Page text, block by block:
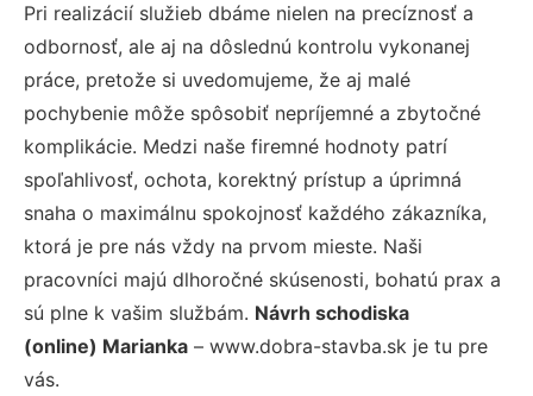
Pri realizácií služieb dbáme nielen na precíznosť a
odbornosť, ale aj na dôslednú kontrolu vykonanej
práce, pretože si uvedomujeme, že aj malé
pochybenie môže spôsobiť nepríjemné a zbytočné
komplikácie. Medzi naše firemné hodnoty patrí
spoľahlivosť, ochota, korektný prístup a úprimná
snaha o maximálnu spokojnosť každého zákazníka,
ktorá je pre nás vždy na prvom mieste. Naši
pracovníci majú dlhoročné skúsenosti, bohatú prax a
sú plne k vašim službám. Návrh schodiska
(online) Marianka – www.dobra-stavba.sk je tu pre
vás.